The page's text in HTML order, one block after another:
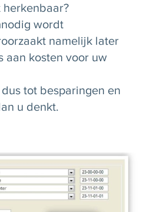
herkenbaar?
wordt
namelijk later
aan kosten voor uw
tot besparingen en
u denkt.